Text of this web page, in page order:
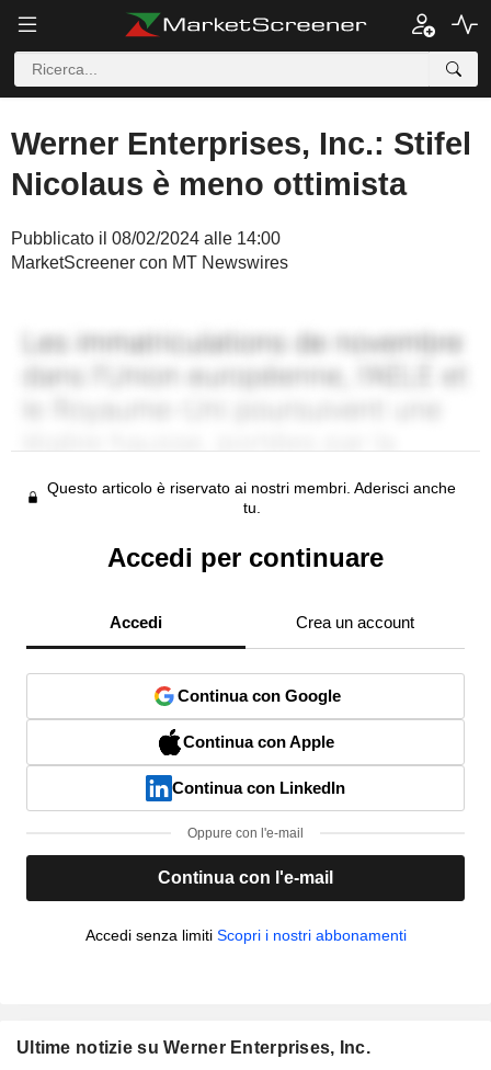
Werner Enterprises, Inc.: Stifel
Nicolaus è meno ottimista
Pubblicato il 08/02/2024 alle 14:00
MarketScreener con MT Newswires
Questo articolo è riservato ai nostri membri. Aderisci anche
tu.
Accedi per continuare
Accedi Crea un account
Continua con Google
Continua con Apple
Continua con LinkedIn
Oppure con l'e-mail
Continua con l'e-mail
Accedi senza limiti Scopri i nostri abbonamenti
Ultime notizie su Werner Enterprises, Inc.